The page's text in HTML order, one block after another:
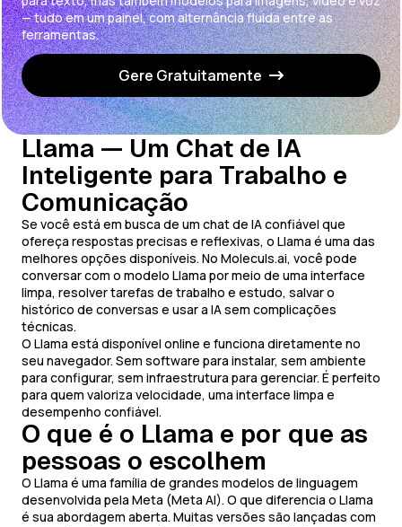
— tudo em um painel, com alternância fluida entre as
ferramentas.
Gere Gratuitamente
Llama — Um Chat de IA
Inteligente para Trabalho e
Comunicação
Se você está em busca de um chat de IA confiável que
ofereça respostas precisas e reflexivas, o Llama é uma das
melhores opções disponíveis. No Moleculs.ai, você pode
conversar com o modelo Llama por meio de uma interface
limpa, resolver tarefas de trabalho e estudo, salvar o
histórico de conversas e usar a IA sem complicações
técnicas.
O Llama está disponível online e funciona diretamente no
seu navegador. Sem software para instalar, sem ambiente
para configurar, sem infraestrutura para gerenciar. É perfeito
para quem valoriza velocidade, uma interface limpa e
desempenho confiável.
O que é o Llama e por que as
pessoas o escolhem
O Llama é uma família de grandes modelos de linguagem
desenvolvida pela Meta (Meta AI). O que diferencia o Llama
é sua abordagem aberta. Muitas versões são lançadas com